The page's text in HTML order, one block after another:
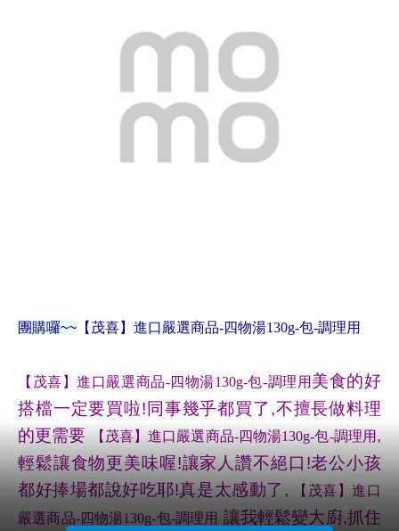
團購囉~~ 【茂喜】進口嚴選商品-四物湯130g-包-調理用
【茂喜】進口嚴選商品-四物湯130g-包-調理用 美食的好
搭檔一定要買啦!同事幾乎都買了,不擅長做料理
的更需要
【茂喜】進口嚴選商品-四物湯130g-包-調理用 ,
輕鬆讓食物更美味喔!讓家人讚不絕口!老公小孩
都好捧場都說好吃耶!真是太感動了,
【茂喜】進口
嚴選商品-四物湯130g-包-調理用 讓我輕鬆變大廚,抓住